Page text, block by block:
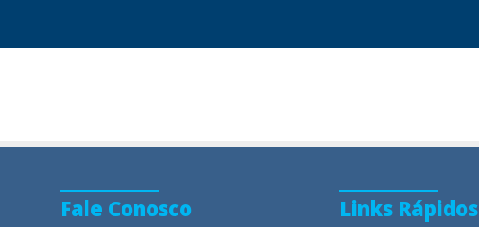
Fale Conosco Links Rápidos